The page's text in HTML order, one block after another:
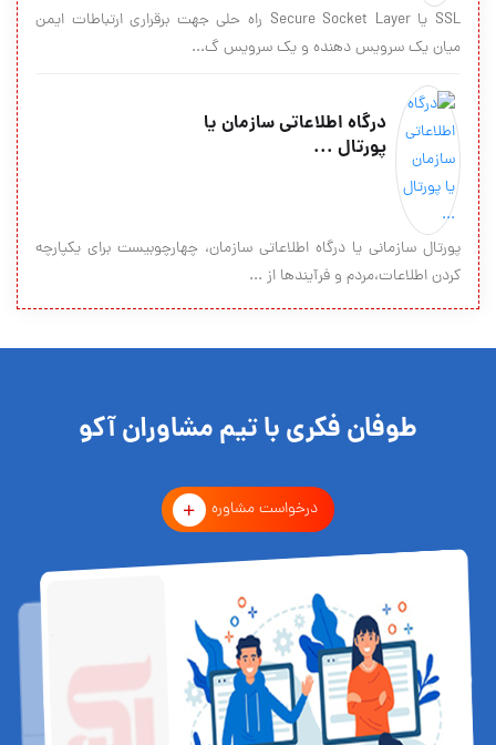
SSL یا Secure Socket Layer راه حلی جهت برقراری ارتباطات ایمن
میان یک سرویس دهنده و یک سرویس گ...
درگاه اطلاعاتی سازمان یا
پورتال ...
پورتال سازمانی یا درگاه اطلاعاتی سازمان، چهارچوبیست برای یکپارچه
کردن اطلاعات،مردم و فرآیندها از ...
طوفان فکری با تیم مشاوران آکو
درخواست مشاوره